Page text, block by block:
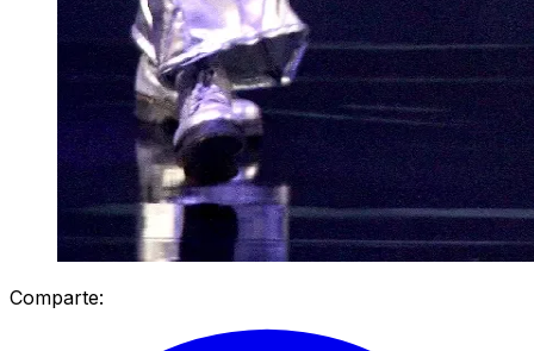
Comparte: